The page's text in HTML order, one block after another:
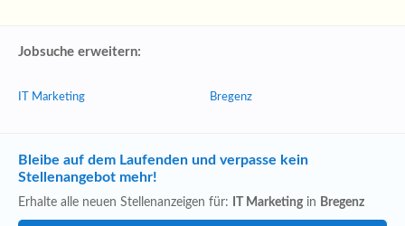
Jobsuche erweitern:
IT Marketing Bregenz
Bleibe auf dem Laufenden und verpasse kein
Stellenangebot mehr!
Erhalte alle neuen Stellenanzeigen für: IT Marketingin Bregenz